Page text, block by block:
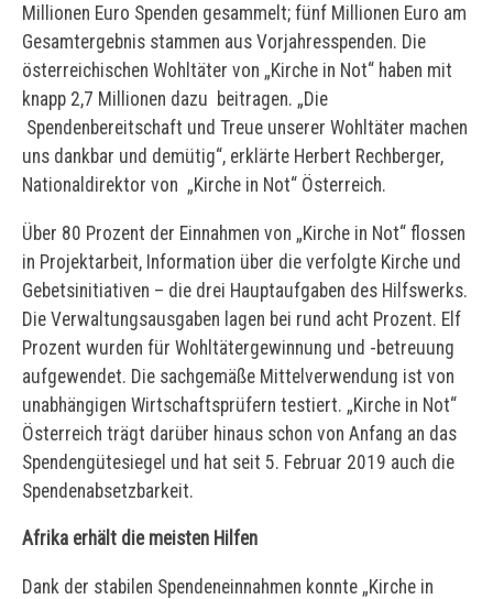
Millionen Euro Spenden gesammelt; fünf Millionen Euro am
Gesamtergebnis stammen aus Vorjahresspenden. Die
österreichischen Wohltäter von „Kirche in Not“ haben mit
knapp 2,7 Millionen dazu beitragen. „Die
Spendenbereitschaft und Treue unserer Wohltäter machen
uns dankbar und demütig“, erklärte Herbert Rechberger,
Nationaldirektor von „Kirche in Not“ Österreich.
Über 80 Prozent der Einnahmen von „Kirche in Not“ flossen
in Projektarbeit, Information über die verfolgte Kirche und
Gebetsinitiativen – die drei Hauptaufgaben des Hilfswerks.
Die Verwaltungsausgaben lagen bei rund acht Prozent. Elf
Prozent wurden für Wohltätergewinnung und -betreuung
aufgewendet. Die sachgemäße Mittelverwendung ist von
unabhängigen Wirtschaftsprüfern testiert. „Kirche in Not“
Österreich trägt darüber hinaus schon von Anfang an das
Spendengütesiegel und hat seit 5. Februar 2019 auch die
Spendenabsetzbarkeit.
Afrika erhält die meisten Hilfen
Dank der stabilen Spendeneinnahmen konnte „Kirche in